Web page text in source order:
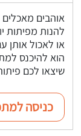
אוהבים מאכלים
להנות מפיתות
או לאכול אותן
הוא להיכנס
שיצאו לכם
כניסה